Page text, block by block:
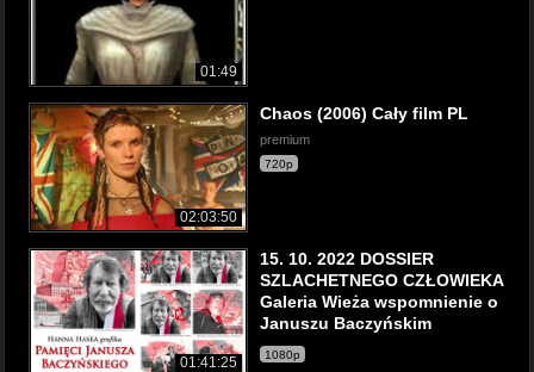
01:49
02:03:50
Chaos (2006) Cały film PL
premium
720p
01:41:25
15. 10. 2022 DOSSIER
SZLACHETNEGO CZŁOWIEKA
Galeria Wieża wspomnienie o
Januszu Baczyńskim
1080p